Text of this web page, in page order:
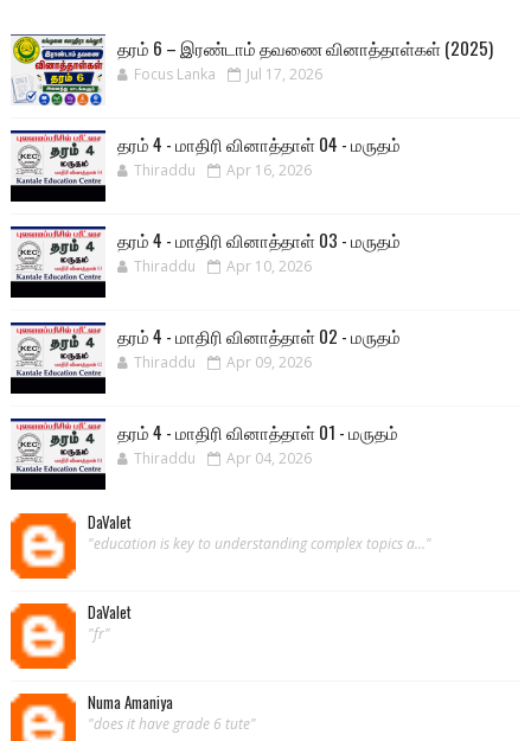
தரம் 6 – இரண்டாம் தவணை வினாத்தாள்கள் (2025)
Focus Lanka Jul 17, 2026
தரம் 4 - மாதிரி வினாத்தாள் 04 - மருதம்
Thiraddu Apr 16, 2026
தரம் 4 - மாதிரி வினாத்தாள் 03 - மருதம்
Thiraddu Apr 10, 2026
தரம் 4 - மாதிரி வினாத்தாள் 02 - மருதம்
Thiraddu Apr 09, 2026
தரம் 4 - மாதிரி வினாத்தாள் 01 - மருதம்
Thiraddu Apr 04, 2026
DaValet
"education is key to understanding complex topics a..."
DaValet
"fr"
Numa Amaniya
"does it have grade 6 tute"